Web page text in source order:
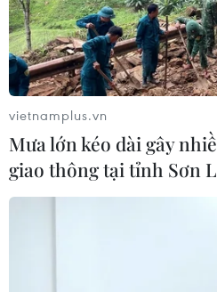
Sẽ ban hành quy chuẩn kỹ
với trụ và trạm sạc xe điện
24/07/2026 11:01
Tây Ban Nha trở thành “cứ
điện Trung Quốc tại châu Âu
vietnamplus.vn
Mưa lớn kéo dài gây
giao thông tại tỉnh Sơn